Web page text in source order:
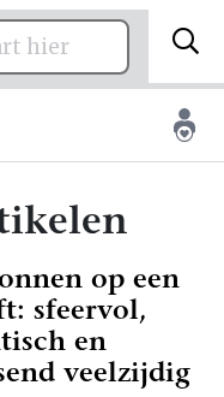
hier
op een
sfeervol,
en
veelzijdig